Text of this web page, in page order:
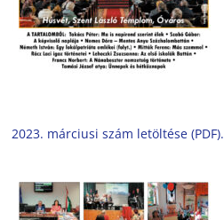
2023. márciusi szám letöltése (PDF).